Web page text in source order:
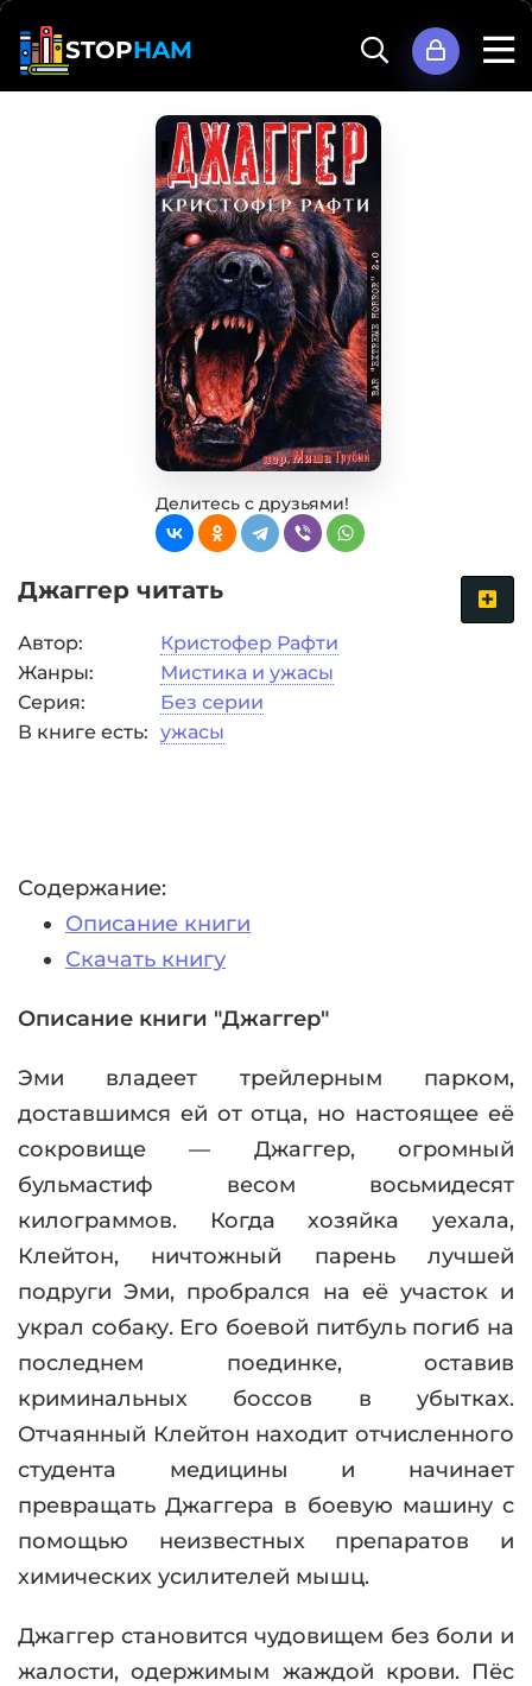
STOPHAM
Делитесь с друзьями!
Джаггер читать
Автор:
Кристофер Рафти
Жанры:
Мистика и ужасы
Серия:
Без серии
В книге есть: ужасы
Содержание:
Описание книги
Скачать книгу
Описание книги "Джаггер"
Эми владеет трейлерным парком,
доставшимся ей от отца, но настоящее её
сокровище — Джаггер, огромный
бульмастиф весом восьмидесят
килограммов. Когда хозяйка уехала,
Клейтон, ничтожный парень лучшей
подруги Эми, пробрался на её участок и
украл собаку. Его боевой питбуль погиб на
последнем поединке, оставив
криминальных боссов в убытках.
Отчаянный Клейтон находит отчисленного
студента медицины и начинает
превращать Джаггера в боевую машину с
помощью неизвестных препаратов и
химических усилителей мышц.
Джаггер становится чудовищем без боли и
жалости, одержимым жаждой крови. Пёс